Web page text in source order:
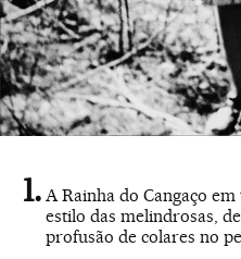
A Rainha do Cangaço
estilo das melindrosas,
profusão de colares no